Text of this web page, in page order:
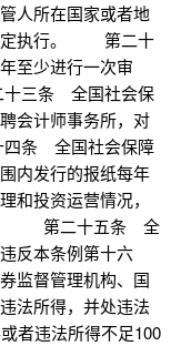
人所在国家或者地
定执行。 第二十
至少进行一次审
三条 全国社会保
会计师事务所，对
条 全国社会保障
内发行的报纸每年
和投资运营情况，
第二十五条 全
反本条例第十六
监督管理机构、国
法所得，并处违法
者违法所得不足100